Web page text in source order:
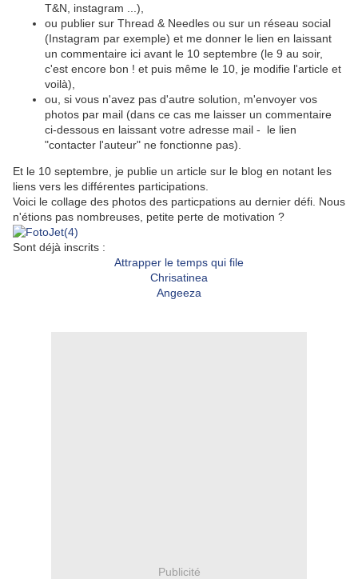
T&N, instagram ...),
ou publier sur Thread & Needles ou sur un réseau social
(Instagram par exemple) et me donner le lien en laissant
un commentaire ici avant le 10 septembre (le 9 au soir,
c'est encore bon ! et puis même le 10, je modifie l'article et
voilà),
ou, si vous n'avez pas d'autre solution, m'envoyer vos
photos par mail (dans ce cas me laisser un commentaire
ci-dessous en laissant votre adresse mail - le lien
"contacter l'auteur" ne fonctionne pas).
Et le 10 septembre , je publie un article sur le blog en notant les
liens vers les différentes participations.
Voici le collage des photos des particpations au dernier défi. Nous
n'étions pas nombreuses, petite perte de motivation ?
Sont déjà inscrits :
Attrapper le temps qui file
Chrisatinea
Angeeza
Publicité